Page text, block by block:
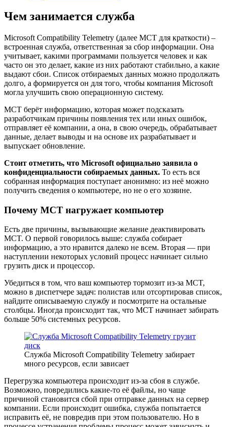
Чем занимается служба
Microsoft Compatibility Telemetry (далее MCT для краткости) –
встроенная служба, ответственная за сбор информации. Она
учитывает, какими программами пользуется человек и как
часто он это делает, какие из них работают стабильно, а какие
выдают сбои. Список отбираемых данных можно продолжать
долго, а формируется он для того, чтобы компания Microsoft
могла улучшить свою операционную систему.
MCT берёт информацию, которая может подсказать
разработчикам причины появления тех или иных ошибок,
отправляет её компании, а она, в свою очередь, обрабатывает
данные, делает выводы и на основе их разрабатывает и
выпускает обновление.
Стоит отметить, что Microsoft официально заявила о
конфиденциальности собираемых данных. То есть вся
собранная информация поступает анонимно: из неё можно
получить сведения о компьютере, но не о его хозяине.
Почему MCT нагружает компьютер
Есть две причины, вызывающие желание деактивировать
MCT. О первой говорилось выше: служба собирает
информацию, а это нравится далеко не всем. Вторая — при
наступлении некоторых условий процесс начинает сильно
грузить диск и процессор.
Убедиться в том, что ваш компьютер тормозит из-за MCT,
можно в диспетчере задач: полистав или отсортировав список,
найдите описываемую службу и посмотрите на остальные
столбцы. Иногда происходит так, что MCT начинает забирать
больше 50% системных ресурсов.
Служба Microsoft Compatibility Telemetry забирает
много ресурсов, если зависает
Перегрузка компьютера происходит из-за сбоя в службе.
Возможно, повредились какие-то её файлы, но чаще
причиной становится сбой при отправке данных на сервер
компании. Если происходит ошибка, служба попытается
исправить её, не повредив при этом пользователю. Но в